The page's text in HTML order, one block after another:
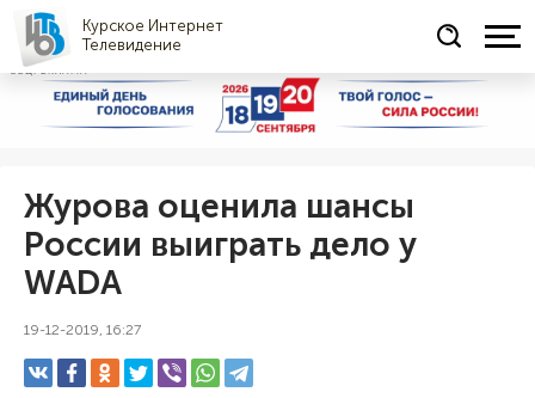
Курское Интернет
Телевидение
СОЦРЕКЛАМА
Журова оценила шансы
России выиграть дело у
WADA
19-12-2019, 16:27